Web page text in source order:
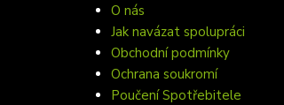
O nás
Jak navázat spolupráci
Obchodní podmínky
Ochrana soukromí
Poučení Spotřebitele